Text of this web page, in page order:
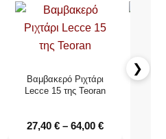
Βαμβακερό Ριχτάρι
Lecce 15 της Teoran
27,40 € – 64,00 €
❯